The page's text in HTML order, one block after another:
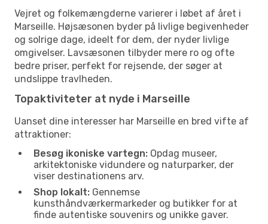
Vejret og folkemængderne varierer i løbet af året i
Marseille. Højsæsonen byder på livlige begivenheder
og solrige dage, ideelt for dem, der nyder livlige
omgivelser. Lavsæsonen tilbyder mere ro og ofte
bedre priser, perfekt for rejsende, der søger at
undslippe travlheden.
Topaktiviteter at nyde i Marseille
Uanset dine interesser har Marseille en bred vifte af
attraktioner:
Besøg ikoniske vartegn: Opdag museer,
arkitektoniske vidundere og naturparker, der
viser destinationens arv.
Shop lokalt: Gennemse
kunsthåndværkermarkeder og butikker for at
finde autentiske souvenirs og unikke gaver.